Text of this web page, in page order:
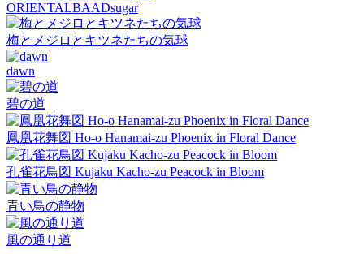
ORIENTALBAADsugar
梅とメジロとキツネたちの気球
dawn
碧の道
鳳凰花舞図 Ho-o Hanamai-zu Phoenix in Floral Dance
孔雀花鳥図 Kujaku Kacho-zu Peacock in Bloom
青い鳥の静物
風の通り道